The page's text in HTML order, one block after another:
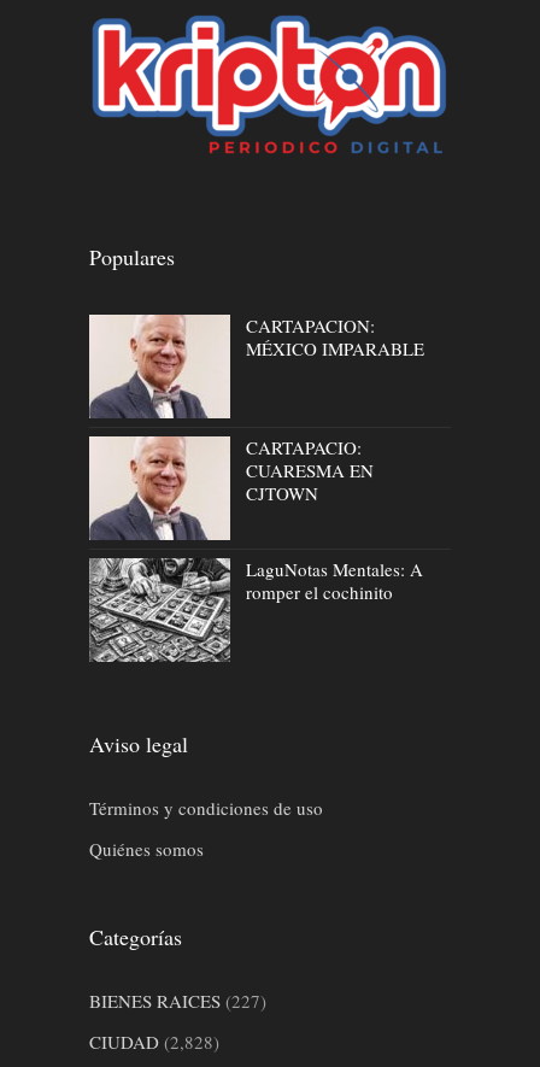
Populares
CARTAPACION:
MÉXICO IMPARABLE
CARTAPACIO:
CUARESMA EN
CJTOWN
LaguNotas Mentales: A
romper el cochinito
Aviso legal
Términos y condiciones de uso
Quiénes somos
Categorías
BIENES RAICES (227)
CIUDAD (2,828)